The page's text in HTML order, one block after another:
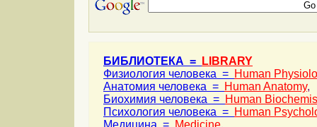
БИБЛИОТЕКА =
LIBRARY
Физиология человека = Human
Анатомия человека = Human Anatomy,
Биохимия человека = Human
Психология человека = Human
Медицина = Medicine,